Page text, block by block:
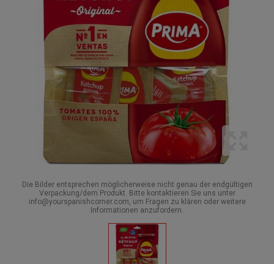
Die Bilder entsprechen möglicherweise nicht genau der endgültigen
Verpackung/dem Produkt. Bitte kontaktieren Sie uns unter
info@yourspanishcorner.com, um Fragen zu klären oder weitere
Informationen anzufordern.